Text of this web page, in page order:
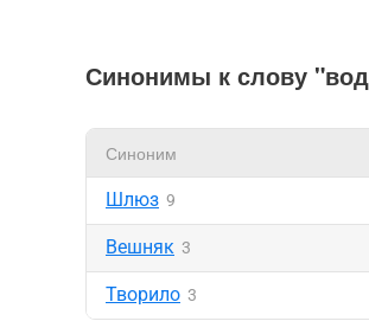
Синонимы к слову
Синоним
Шлюз 9
Вешняк 3
Творило 3